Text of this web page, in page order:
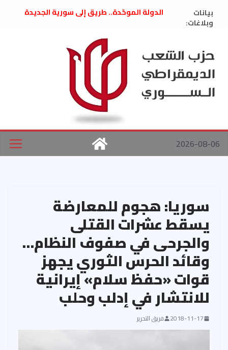
بيانات
وبلاغات:
الدولة الموحّدة.. طريق إلى سورية الجديدة
العام السابق لحزب الاتحاد الاشتراكي العربي
الديمقراطي
بلاغ صادر عن اجتماع اللجنة المركزية نيسان
2026
الحرب الأمريكية الإسرائيلية على نظام الملالي
في إيران .. بيان من حزب الشعب الديمقراطي
السوري
2026-08-06
سوريا: هجوم للمعارضة
يسقط عشرات القتلى
والجرحى في صفوف النظام…
وقائد الحرس الثوري يجهز
قوات «حفظ سلام» إيرانية
للانتشار في إدلب وحلب
2018-11-17 فريق التحرير